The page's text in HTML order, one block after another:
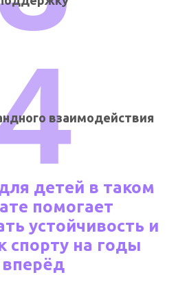
взаимодействия
детей в таком
помогает
устойчивость и
спорту на годы
вперёд